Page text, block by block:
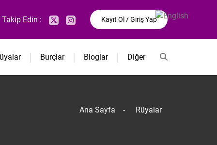
Edin : Kayıt Ol / Giriş Yap
Burçlar Bloglar Diğer
Ana Sayfa - Rüyalar